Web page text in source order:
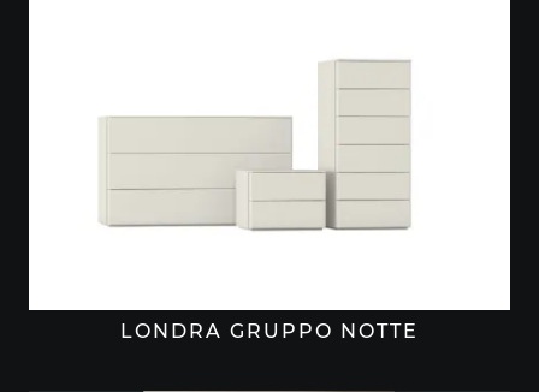
LONDRA GRUPPO NOTTE